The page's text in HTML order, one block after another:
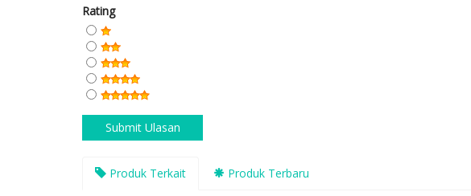
Rating
Produk Terkait Produk Terbaru